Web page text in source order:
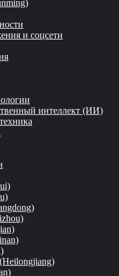
и соцсети
интеллект (ИИ)